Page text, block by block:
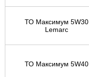
ТО Максимум 5W30
Lemarc
ТО Максимум 5W40